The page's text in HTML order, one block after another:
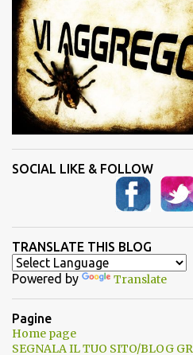
SOCIAL LIKE & FOLLOW
TRANSLATE THIS BLOG
Powered by Translate
Pagine
Home page
SEGNALA IL TUO SITO/BLOG